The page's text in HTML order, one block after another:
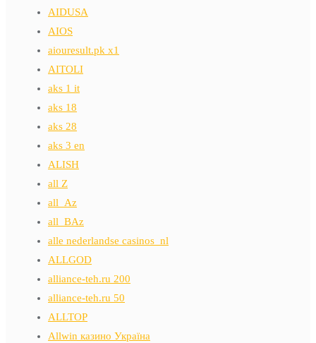
AIDUSA
AIOS
aiouresult.pk x1
AITOLI
aks 1 it
aks 18
aks 28
aks 3 en
ALISH
all Z
all_Az
all_BAz
alle nederlandse casinos_nl
ALLGOD
alliance-teh.ru 200
alliance-teh.ru 50
ALLTOP
Allwin казино Україна